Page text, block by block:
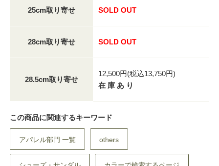
25cm取り寄せ SOLD OUT
28cm取り寄せ SOLD OUT
28.5cm取り寄せ
12,500円(税込13,750円)
在 庫 あ り
この商品に関連するキーワード
アパレル部門 一覧 others